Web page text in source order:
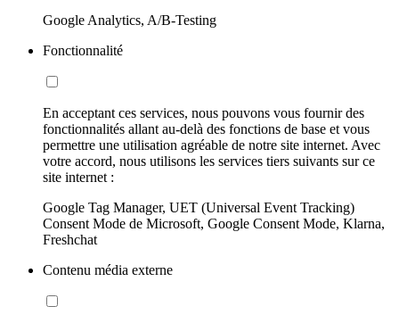
Google Analytics, A/B-Testing
Fonctionnalité
En acceptant ces services, nous pouvons vous fournir des
fonctionnalités allant au-delà des fonctions de base et vous
permettre une utilisation agréable de notre site internet. Avec
votre accord, nous utilisons les services tiers suivants sur ce
site internet :
Google Tag Manager, UET (Universal Event Tracking)
Consent Mode de Microsoft, Google Consent Mode, Klarna,
Freshchat
Contenu média externe